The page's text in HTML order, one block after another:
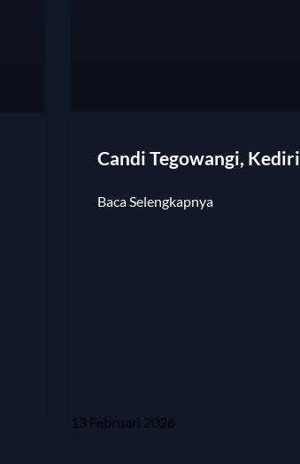
Candi Tegowangi, Kediri
Baca Selengkapnya
13 Februari 2026